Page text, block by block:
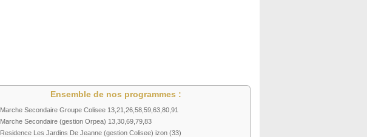
Ensemble de nos programmes :
Marche Secondaire Groupe Colisee 13,21,26,58,59,63,80,91
Marche Secondaire (gestion Orpea) 13,30,69,79,83
Residence Les Jardins De Jeanne (gestion Colisee) izon (33)